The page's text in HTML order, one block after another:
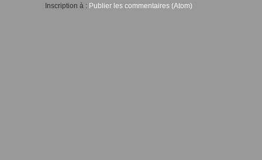
Inscription à : Publier les commentaires (Atom)